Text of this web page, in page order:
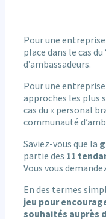
Pour une
place dans le cas
d’ambassadeurs.
Pour une
approches les plus
cas du « personal
communauté
Saviez-vous que la
partie des 11
Vous vous
En des termes
jeu pour
souhaités auprès